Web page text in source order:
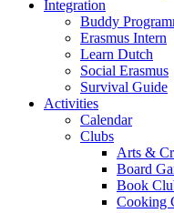
Integration
Buddy
Erasmus Intern
Learn Dutch
Social Erasmus
Survival Guide
Activities
Calendar
Clubs
Arts &
Board
Book
Cooking